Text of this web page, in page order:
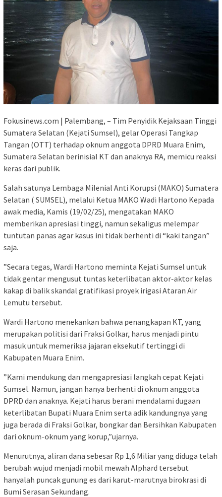
Fokusinews.com | Palembang, – Tim Penyidik Kejaksaan Tinggi
Sumatera Selatan (Kejati Sumsel), gelar Operasi Tangkap
Tangan (OTT) terhadap oknum anggota DPRD Muara Enim,
Sumatera Selatan berinisial KT dan anaknya RA, memicu reaksi
keras dari publik.
Salah satunya Lembaga Milenial Anti Korupsi (MAKO) Sumatera
Selatan ( SUMSEL), melalui Ketua MAKO Wadi Hartono Kepada
awak media, Kamis (19/02/25), mengatakan MAKO
memberikan apresiasi tinggi, namun sekaligus melempar
tuntutan panas agar kasus ini tidak berhenti di “kaki tangan”
saja.
​”Secara tegas, Wardi Hartono meminta Kejati Sumsel untuk
tidak gentar mengusut tuntas keterlibatan aktor-aktor kelas
kakap di balik skandal gratifikasi proyek irigasi Ataran Air
Lemutu tersebut.
​Wardi Hartono menekankan bahwa penangkapan KT, yang
merupakan politisi dari Fraksi Golkar, harus menjadi pintu
masuk untuk memeriksa jajaran eksekutif tertinggi di
Kabupaten Muara Enim.
​”Kami mendukung dan mengapresiasi langkah cepat Kejati
Sumsel. Namun, jangan hanya berhenti di oknum anggota
DPRD dan anaknya. Kejati harus berani mendalami dugaan
keterlibatan Bupati Muara Enim serta adik kandungnya yang
juga berada di Fraksi Golkar, bongkar dan Bersihkan Kabupaten
dari oknum-oknum yang korup,”ujarnya.
​Menurutnya, aliran dana sebesar Rp 1,6 Miliar yang diduga telah
berubah wujud menjadi mobil mewah Alphard tersebut
hanyalah puncak gunung es dari karut-marutnya birokrasi di
Bumi Serasan Sekundang.